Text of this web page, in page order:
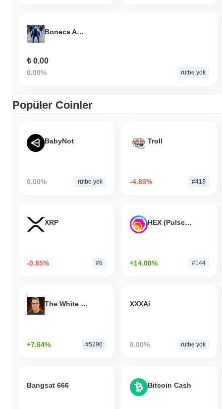
Boneca Ambalabu
₺ 0.00
0.00% rütbe yok
Popüler Coinler
BabyNot
0.00% rütbe yok
Troll
-4.85% #418
XRP
-0.85% #6
HEX (Pulsechain)
+14.08% #144
The White Bull
+7.64% #5290
XXXAi
0.00% rütbe yok
Bangsat 666 Bitcoin Cash